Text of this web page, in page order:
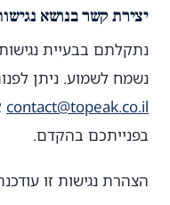
יצירת קשר בנושא
נתקלתם בבעיית
נשמח לשמוע. ניתן
contact@topeak.co.il
בפנייתכם בהקדם.
הצהרת נגישות זו